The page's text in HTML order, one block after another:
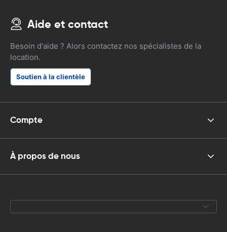
Aide et contact
Besoin d'aide ? Alors contactez nos spécialistes de la
location.
Soutien à la clientèle
Compte
À propos de nous